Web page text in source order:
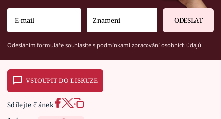
ODESLAT
Odesláním formuláře souhlasíte s podmínkami zpracování osobních údajů
VSTOUPIT DO DISKUZE
Sdílejte článek